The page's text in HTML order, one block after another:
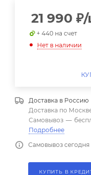
21 990 ₽
+ 440 на счет
Нет в наличии
Доставка в Россию
Доставка по
Самовывоз —
Подробнее
Самовывоз сегодня
КУПИТЬ В